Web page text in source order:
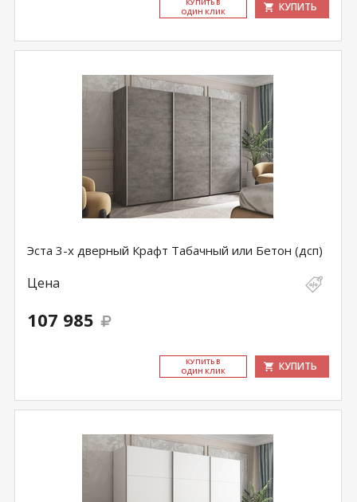
ОДИН КЛИК
КУПИТЬ
Эста 3-х дверный Крафт Табачный или Бетон (дсп)
Цена
107 985
КУ­ПИТЬ В
ОДИН КЛИК
КУПИТЬ